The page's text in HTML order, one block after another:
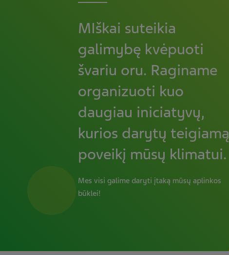
MIškai suteikia
galimybę kvėpuoti
švariu oru. Raginame
organizuoti kuo
daugiau iniciatyvų,
kurios darytų teigiamą
poveikį mūsų klimatui.
Mes visi galime daryti įtaką mūsų aplinkos
būklei!